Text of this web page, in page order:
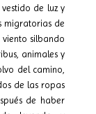
de luz y
migratorias de
silbando
animales y
del camino,
de las ropas
de haber